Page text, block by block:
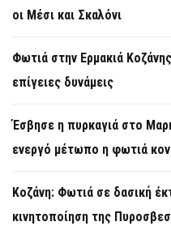
οι Μέσι και Σκαλόνι
Φωτιά στην Ερμακιά
επίγειες δυνάμεις
Έσβησε η πυρκαγιά στο
ενεργό μέτωπο η φωτιά
Κοζάνη: Φωτιά σε δασική
κινητοποίηση της